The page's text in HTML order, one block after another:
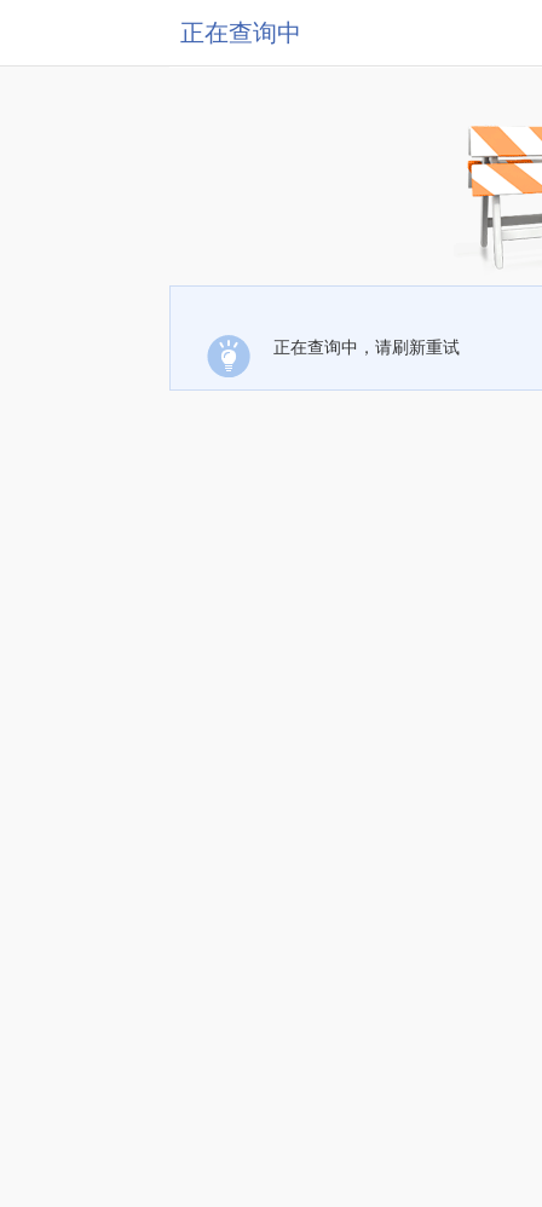
正在查询中
正在查询中，请刷新重试